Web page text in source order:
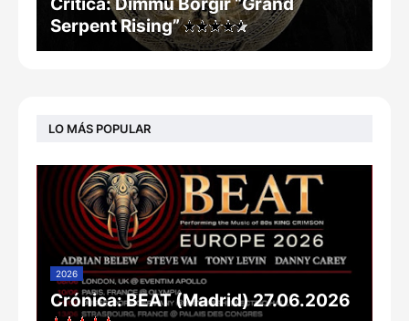
Crítica: Dimmu Borgir “Grand
Serpent Rising”
LO MÁS POPULAR
2026
Crónica: BEAT (Madrid) 27.06.2026